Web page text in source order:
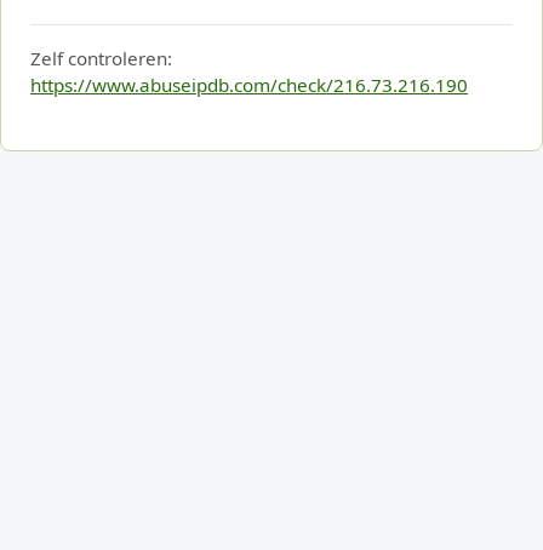
Zelf controleren:
https://www.abuseipdb.com/check/216.73.216.190